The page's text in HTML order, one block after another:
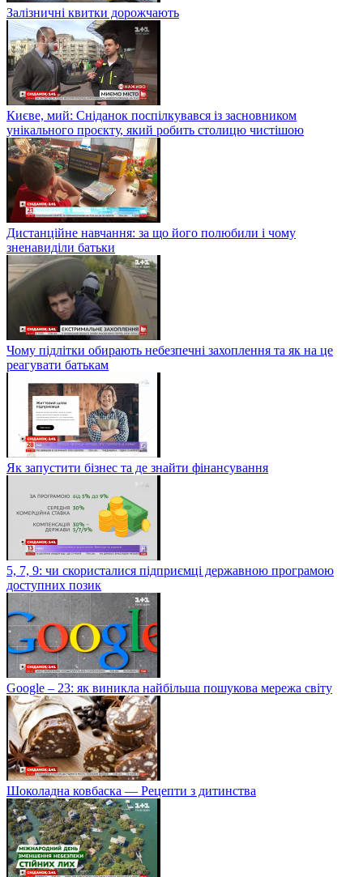
Залізничні квитки дорожчають
Києве, мий: Сніданок поспілкувався із засновником
унікального проєкту, який робить столицю чистішою
Дистанційне навчання: за що його полюбили і чому
зненавиділи батьки
Чому підлітки обирають небезпечні захоплення та як на це
реагувати батькам
Як запустити бізнес та де знайти фінансування
5, 7, 9: чи скористалися підприємці державною програмою
доступних позик
Google – 23: як виникла найбільша пошукова мережа світу
Шоколадна ковбаска — Рецепти з дитинства